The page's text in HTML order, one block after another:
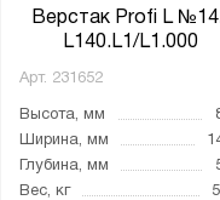
Верстак Profi L
L140.L1/L1.000
Арт. 231652
Высота, мм
Ширина, мм
Глубина, мм
Вес, кг
Тип колёс:
4 колеса с